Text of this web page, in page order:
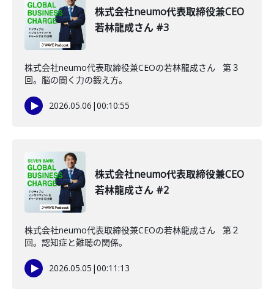
株式会社neumo代表取締役兼CEO
若林龍成さん #3
株式会社neumo代表取締役兼CEOの若林龍成さん 第３
回。脳の聞く力の鍛え方。
2026.05.06 |00:10:55
株式会社neumo代表取締役兼CEO
若林龍成さん #2
株式会社neumo代表取締役兼CEOの若林龍成さん 第２
回。認知症と難聴の関係。
2026.05.05 |00:11:13